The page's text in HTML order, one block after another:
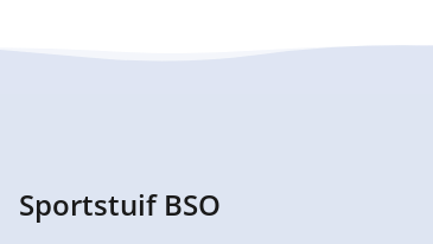
Sportstuif BSO